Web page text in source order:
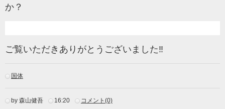
か？
ご覧いただきありがとうございました‼
国体
by 森山健吾 16:20 コメント(0)